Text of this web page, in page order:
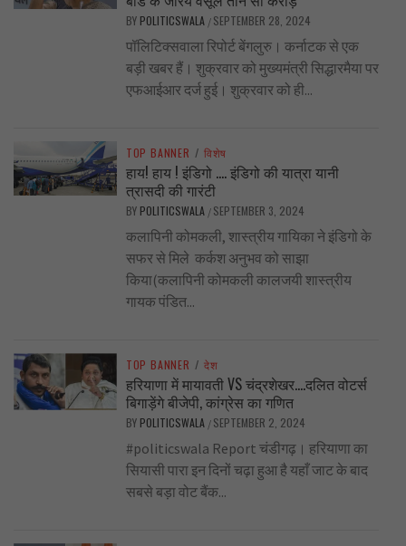
BY POLITICSWALA / SEPTEMBER 28, 2024
पॉलिटिक्सवाला रिपोर्ट बेंगलुरु। कर्नाटक से एक
बड़ी खबर हैं। शुक्रवार को मुख्यमंत्री सिद्धारमैया पर
एफआईआर दर्ज हुई। शुक्रवार को ही...
TOP BANNER / विशेष
हाय! हाय ! इंडिगो …. इंडिगो की यात्रा यानी
त्रासदी की गारंटी
BY POLITICSWALA / SEPTEMBER 3, 2024
कलापिनी कोमकली, शास्त्रीय गायिका ने इंडिगो के
सफर से मिले कर्कश अनुभव को साझा
किया(कलापिनी कोमकली कालजयी शास्त्रीय
गायक पंडित...
TOP BANNER / देश
हरियाणा में मायावती VS चंद्रशेखर….दलित वोटर्स
बिगाड़ेंगे बीजेपी, कांग्रेस का गणित
BY POLITICSWALA / SEPTEMBER 2, 2024
#politicswala Report चंडीगढ़। हरियाणा का
सियासी पारा इन दिनों चढ़ा हुआ है यहाँ जाट के बाद
सबसे बड़ा वोट बैंक...